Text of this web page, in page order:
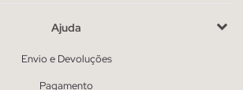
Ajuda
Envio e Devoluções
Pagamento